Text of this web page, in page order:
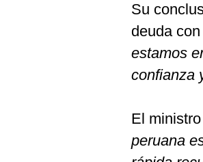
Su
deuda con
estamos
confianza
El
peruana